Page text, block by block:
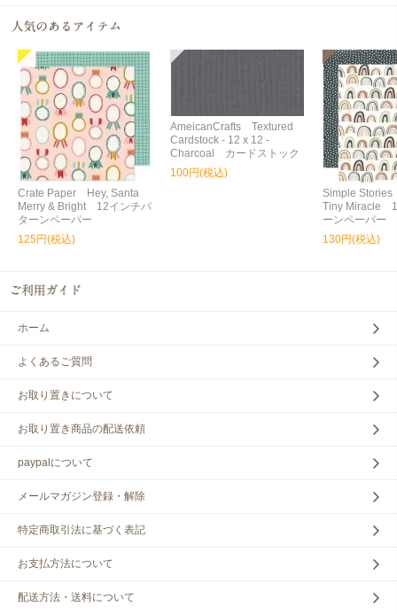
Crate Paper Hey, Santa
Merry & Bright 12インチパ
ターンペーパー
125円(税込)
AmeicanCrafts Textured
Cardstock - 12 x 12 -
Charcoal カードストック
100円(税込)
Simple
Tiny Miracle
ーンペーパー
130円(税込)
ホーム
よくあるご質問
お取り置きについて
お取り置き商品の配送依頼
paypalについて
メールマガジン登録・解除
特定商取引法に基づく表記
お支払方法について
配送方法・送料について